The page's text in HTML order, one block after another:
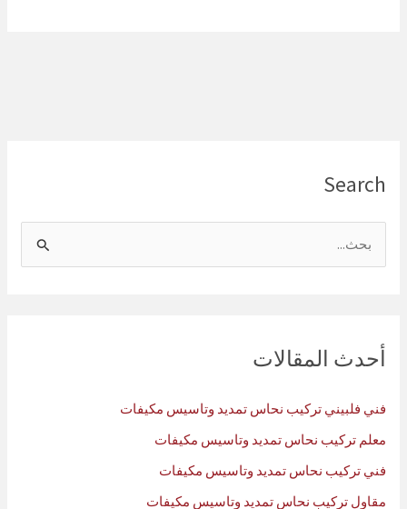
Search
ث
عأحدث المقالات
فني فلبيني تركيب نحاس تمديد وتاسيس مكيفات
معلم تركيب نحاس تمديد وتاسيس مكيفات
فني تركيب نحاس تمديد وتاسيس مكيفات
مقاول تركيب نحاس تمديد وتاسيس مكيفات